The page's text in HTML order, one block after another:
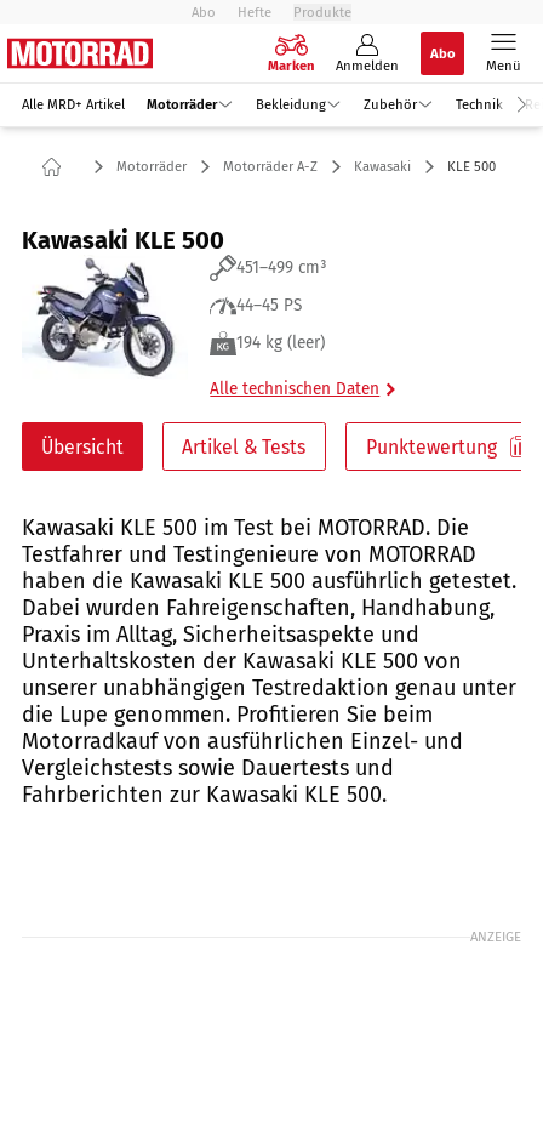
Abo Hefte Produkte
Marken Anmelden
Abo
Menü
Alle MRD+ Artikel Motorräder Bekleidung Zubehör Technik
Motorräder Motorräder A-Z Kawasaki KLE 500
Kawasaki KLE 500
451–499 cm³
44–45 PS
194 kg (leer)
Alle technischen Daten
Übersicht Artikel & Tests Punktewertung
Kawasaki KLE 500 im Test bei MOTORRAD. Die
Testfahrer und Testingenieure von MOTORRAD
haben die Kawasaki KLE 500 ausführlich getestet.
Dabei wurden Fahreigenschaften, Handhabung,
Praxis im Alltag, Sicherheitsaspekte und
Unterhaltskosten der Kawasaki KLE 500 von
unserer unabhängigen Testredaktion genau unter
die Lupe genommen. Profitieren Sie beim
Motorradkauf von ausführlichen Einzel- und
Vergleichstests sowie Dauertests und
Fahrberichten zur Kawasaki KLE 500.
ANZEIGE